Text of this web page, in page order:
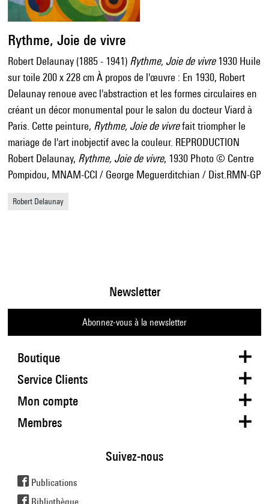
Rythme, Joie de vivre
Robert Delaunay (1885 - 1941) Rythme, Joie de vivre1930 Huile
sur toile 200 x 228 cm À propos de l'œuvre : En 1930, Robert
Delaunay renoue avec l'abstraction et les formes circulaires en
créant un décor monumental pour le salon du docteur Viard à
Paris. Cette peinture, Rythme, Joie de vivrefait triompher le
mariage de l'art inobjectif avec la couleur. REPRODUCTION
Robert Delaunay, Rythme, Joie de vivre, 1930 Photo © Centre
Pompidou, MNAM-CCI / George Meguerditchian / Dist.RMN-GP
Robert Delaunay
Boutique
Newsletter
Abonnez-vous à la newsletter
Service Clients
Mon compte
Membres
Suivez-nous
Publications